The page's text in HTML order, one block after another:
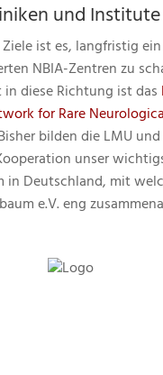
und Institute
Ziele ist es, langfristig
NBIA-Zentren zu
diese Richtung ist das
for Rare
bilden die LMU
unser
in Deutschland, mit
e.V. eng